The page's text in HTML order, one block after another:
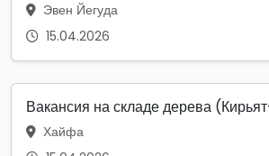
Эвен Йегуда
15.04.2026
Вакансия на складе дерева
Хайфа